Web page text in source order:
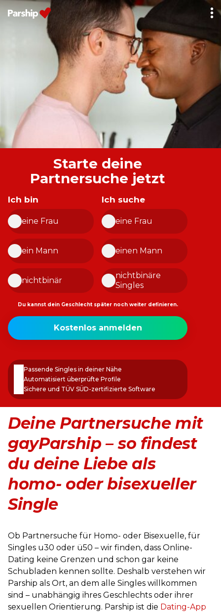
Ratgeber
Login
Starte deine
Partnersuche jetzt
Ich bin
eine Frau
ein Mann
nichtbinär
Ich suche
eine Frau
einen Mann
nichtbinäre
Singles
Du kannst dein Geschlecht später noch weiter definieren.
Meine
E-
erstellen
Kostenlos anmelden
Passende Singles in deiner Nähe
Automatisiert überprüfte Profile
Sichere und TÜV SÜD-zertifizierte Software
Deine Partnersuche mit
gayParship – so findest
du deine Liebe als
homo- oder bisexueller
Single
Ob Partnersuche für Homo- oder Bisexuelle, für
Singles u30 oder ü50 – wir finden, dass Online-
Dating keine Grenzen und schon gar keine
Schubladen kennen sollte. Deshalb verstehen wir
Parship als Ort, an dem alle Singles willkommen
sind – unabhängig ihres Geschlechts oder ihrer
sexuellen Orientierung. Parship ist die Dating-App